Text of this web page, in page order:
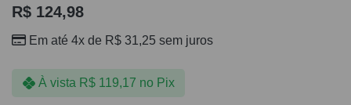
R$ 124,98
Em até 4x de R$ 31,25 sem juros
À vista R$119,17 no Pix